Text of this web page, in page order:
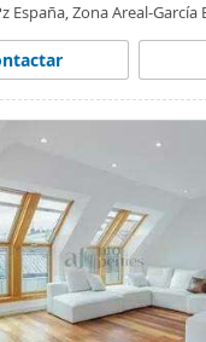
España, Zona Areal-García